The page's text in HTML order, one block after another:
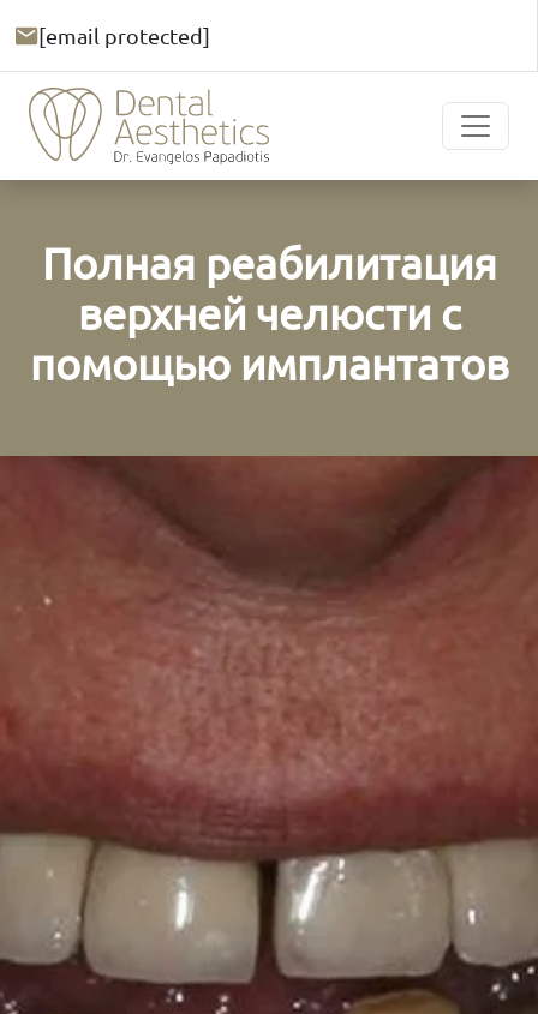
[email protected]
Полная реабилитация
верхней челюсти с
помощью имплантатов